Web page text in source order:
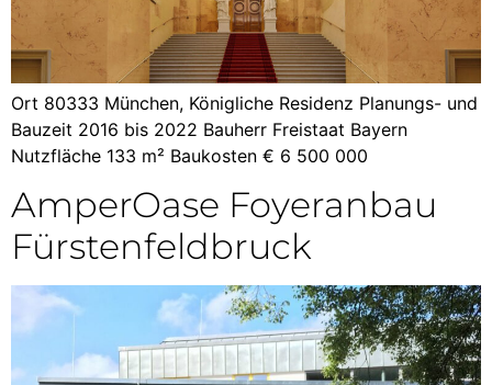
Ort 80333 München, Königliche Residenz Planungs- und
Bauzeit 2016 bis 2022 Bauherr Freistaat Bayern
Nutzfläche 133 m² Baukosten € 6 500 000
AmperOase Foyeranbau
Fürstenfeldbruck